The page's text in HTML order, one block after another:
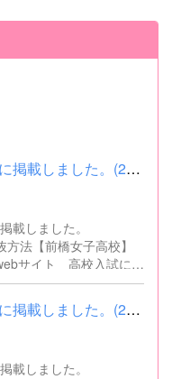
入学者選抜に関する情報を以下に掲載しました。(2026.8.4) ■令和...
載しました。
法【前橋女子高校】
サイト 高校入試に関
入学者選抜に関する情報を以下に掲載しました。(2026.8.4) ■令和...
載しました。